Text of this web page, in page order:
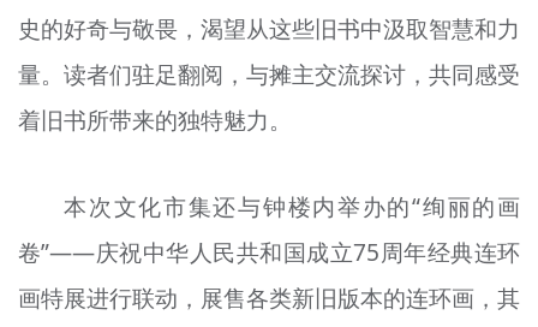
史的好奇与敬畏，渴望从这些旧书中汲取智慧和力
量。读者们驻足翻阅，与摊主交流探讨，共同感受
着旧书所带来的独特魅力。
本次文化市集还与钟楼内举办的“绚丽的画
卷”——庆祝中华人民共和国成立75周年经典连环
画特展进行联动，展售各类新旧版本的连环画，其